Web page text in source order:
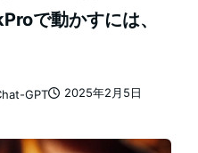
で動かすには、
2025年2月5日
リーGPT